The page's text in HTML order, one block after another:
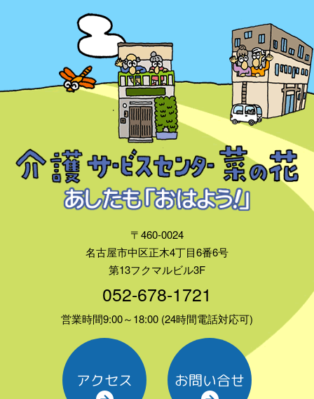
〒460-0024
名古屋市中区正木4丁目6番6号
第13フクマルビル3F
052-678-1721
営業時間9:00～18:00 (24時間電話対応可)
アクセス お問い合せ